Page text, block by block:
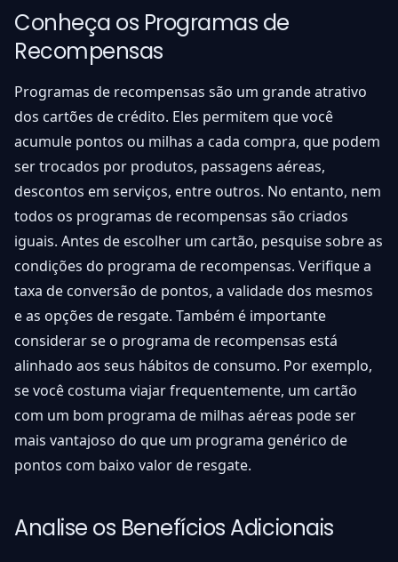
Conheça os Programas de
Recompensas
Programas de recompensas são um grande atrativo
dos cartões de crédito. Eles permitem que você
acumule pontos ou milhas a cada compra, que podem
ser trocados por produtos, passagens aéreas,
descontos em serviços, entre outros. No entanto, nem
todos os programas de recompensas são criados
iguais. Antes de escolher um cartão, pesquise sobre as
condições do programa de recompensas. Verifique a
taxa de conversão de pontos, a validade dos mesmos
e as opções de resgate. Também é importante
considerar se o programa de recompensas está
alinhado aos seus hábitos de consumo. Por exemplo,
se você costuma viajar frequentemente, um cartão
com um bom programa de milhas aéreas pode ser
mais vantajoso do que um programa genérico de
pontos com baixo valor de resgate.
Analise os Benefícios Adicionais